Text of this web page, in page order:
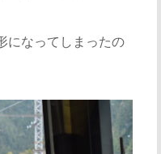
になってしまったの